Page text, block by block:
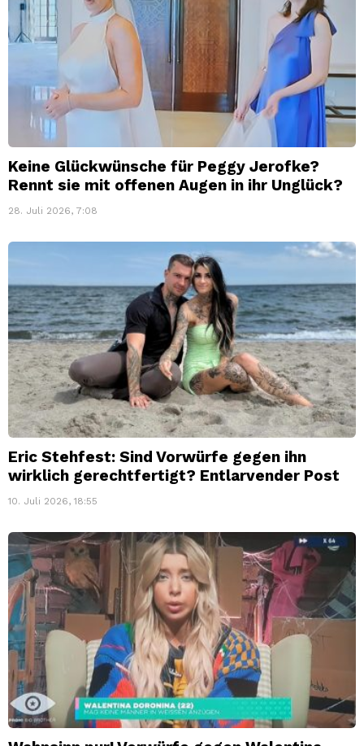
Keine Glückwünsche für Peggy Jerofke?
Rennt sie mit offenen Augen in ihr Unglück?
28. Juli 2026, 7:08
Eric Stehfest: Sind Vorwürfe gegen ihn
wirklich gerechtfertigt? Entlarvender Post
10. Juli 2026, 18:55